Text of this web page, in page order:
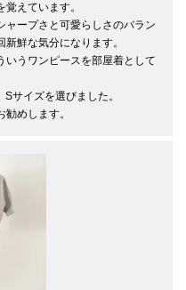
えています。
ャープさと可愛らしさのバラン
鮮な気分になります。
いうワンピースを部屋着として
サイズを選びました。